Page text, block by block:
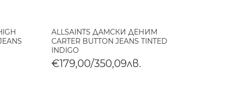
ALLSAINTS ДАМСКИ ДЕНИМ
CARTER BUTTON JEANS TINTED
INDIGO
€179,00/350,09лв.